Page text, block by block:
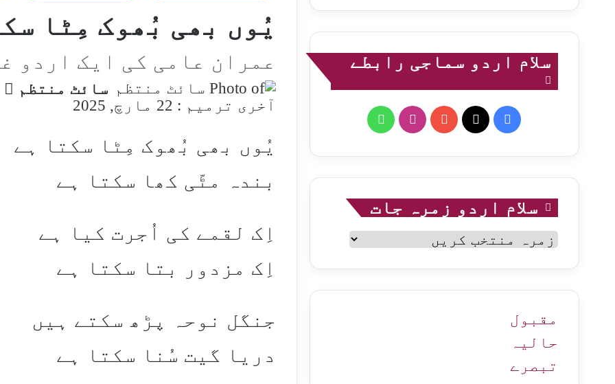
یُوں بھی بُھوک مِٹا
عمران عامی کی ایک اردو
سائٹ منتظم
آخری ترمیم : 22 مارچ, 2025
یُوں بھی بُھوک مِٹا سکتا ہے
بندہ مٹّی کھا سکتا ہے
اِک لقمے کی اُجرت کیا ہے
اِک مزدور بتا سکتا ہے
جنگل نوحہ پڑھ سکتے ہیں
دریا گیت سُنا سکتا ہے
سلام اردو سماجی رابطے
Facebook
YouTube
Instagram
WhatsApp
سلام اردو زمرہ جات
سلام
اردو
زمرہ
مقبول
حالیہ
تبصرے